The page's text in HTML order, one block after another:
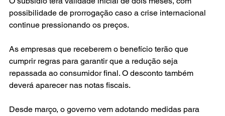
possibilidade de prorrogação caso a crise internacional
continue pressionando os preços.
As empresas que receberem o benefício terão que
cumprir regras para garantir que a redução seja
repassada ao consumidor final. O desconto também
deverá aparecer nas notas fiscais.
Desde março, o governo vem adotando medidas para